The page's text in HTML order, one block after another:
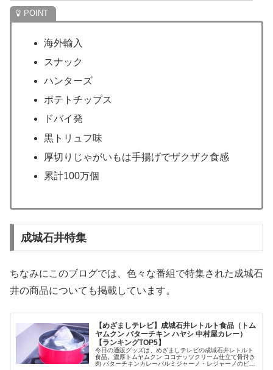
海外輸入
スナック
ハンターズ
ポテトチップス
ドバイ発
黒トリュフ味
厚切りじゃがいもは手揚げでザクザク食感
累計100万個
成城石井特集
ちなみにこのブログでは、色々な番組で特集された成城石
井の商品についても掲載しています。
【めざましテレビ】成城石井レトルト食品（トム
ヤムクン バターチキン ハヤシ 中村屋カレー）
【ランキングTOP5】
今日の通販グッズは、めざましテレビの成城石井レトルト
食品。濃厚トムヤムクン ココナッツクリーム仕立て骨付き
肉 バターチキンカレーパルミジャーノ・レジャーノのビー